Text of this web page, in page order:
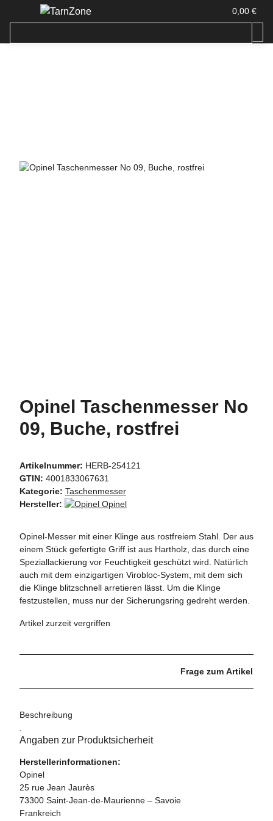
0,00 €
Opinel Taschenmesser No
09, Buche, rostfrei
Artikelnummer: HERB-254121
GTIN: 4001833067631
Kategorie: Taschenmesser
Hersteller:
Opinel
Opinel-Messer mit einer Klinge aus rostfreiem Stahl. Der aus
einem Stück gefertigte Griff ist aus Hartholz, das durch eine
Speziallackierung vor Feuchtigkeit geschützt wird. Natürlich
auch mit dem einzigartigen Virobloc-System, mit dem sich
die Klinge blitzschnell arretieren lässt. Um die Klinge
festzustellen, muss nur der Sicherungsring gedreht werden.
Artikel zurzeit vergriffen
Frage zum Artikel
Beschreibung
.
Angaben zur Produktsicherheit
Herstellerinformationen:
Opinel
25 rue Jean Jaurès
73300 Saint-Jean-de-Maurienne – Savoie
Frankreich